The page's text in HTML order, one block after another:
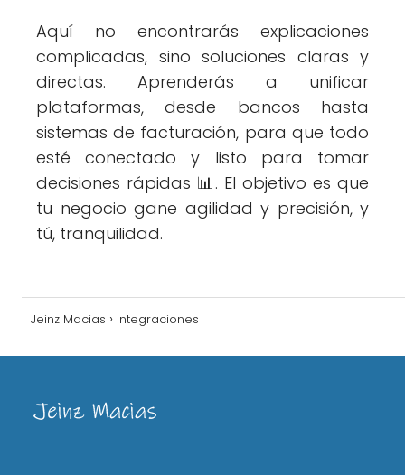
Aquí no encontrarás explicaciones
complicadas, sino soluciones claras y
directas. Aprenderás a unificar
plataformas, desde bancos hasta
sistemas de facturación, para que todo
esté conectado y listo para tomar
decisiones rápidas 📊. El objetivo es que
tu negocio gane agilidad y precisión, y
tú, tranquilidad.
Jeinz Macias Integraciones